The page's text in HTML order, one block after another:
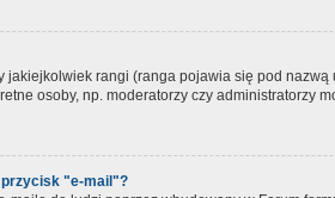
jakiejkolwiek rangi (ranga pojawia się pod
osoby, np. moderatorzy czy
przycisk "e-mail"?